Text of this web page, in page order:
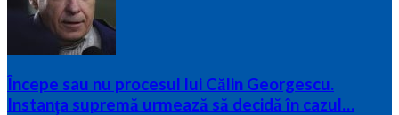
Începe sau nu procesul lui Călin Georgescu.
Instanța supremă urmează să decidă în cazul…